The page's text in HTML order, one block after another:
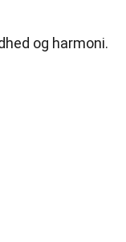
og harmoni.